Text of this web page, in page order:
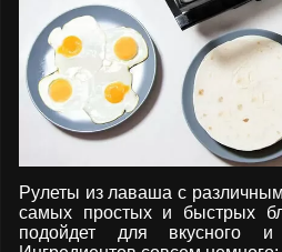
Рулеты из лаваша с
самых простых и быстрых
подойдет для вкусного и